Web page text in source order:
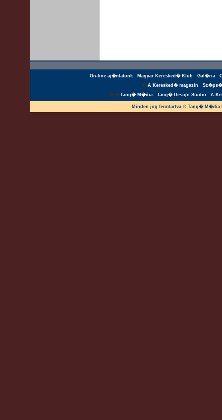
On-line aj�nlatunk Magyar Keresked� Klub Gal�ria
�A Keresked� magazin
��Tang� M�dia Tang� Design Studio A
Minden jog fenntartva © Tang�